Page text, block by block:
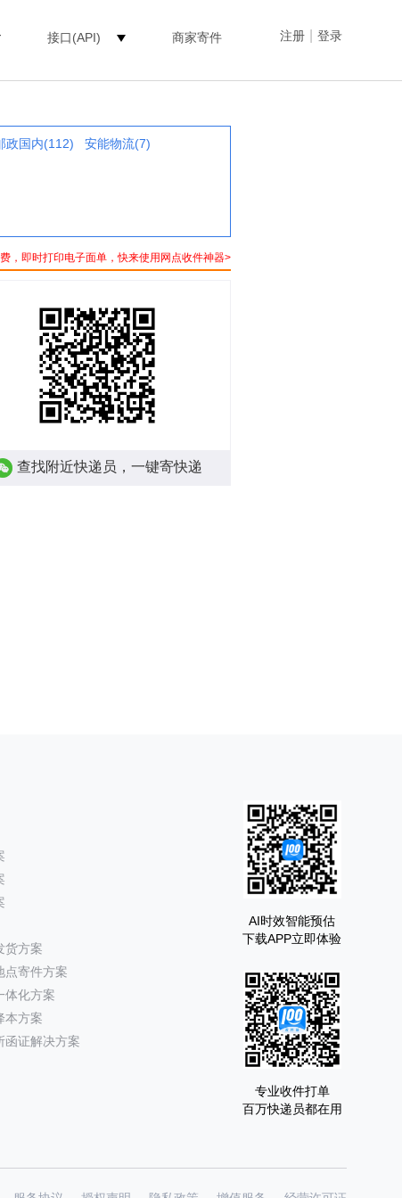
注册 登录
接口(API) 商家寄件
政国内(112)
安能物流(7)
，即时打印电子面单，快来使用网点收件神器>
查找附近快递员，一键寄快递
货方案
点寄件方案
体化方案
本方案
函证解决方案
AI时效智能预估
下载APP立即体验
专业收件打单
百万快递员都在用